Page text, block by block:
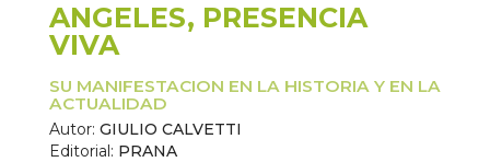
ANGELES, PRESENCIA
VIVA
SU MANIFESTACION EN LA HISTORIA Y EN LA
ACTUALIDAD
Autor: GIULIO CALVETTI
Editorial: PRANA